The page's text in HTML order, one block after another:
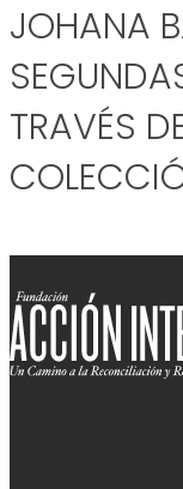
JOHANA
TRAVÉS